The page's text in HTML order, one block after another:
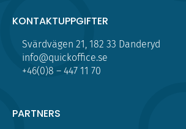
KONTAKTUPPGIFTER
Svärdvägen 21, 182 33 Danderyd
info@quickoffice.se
+46(0)8 – 447 11 70
PARTNERS